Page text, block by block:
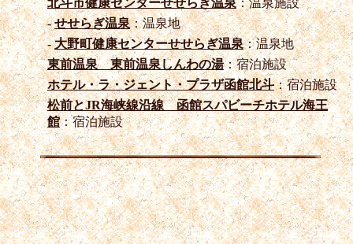
-せせらぎ温泉：温泉地
-大野町健康センターせせらぎ温泉：温泉地
東前温泉 東前温泉しんわの湯：宿泊施設
ホテル・ラ・ジェント・プラザ函館北斗：宿泊施設
松前とJR海峡線沿線 函館スパビーチホテル海王
館：宿泊施設